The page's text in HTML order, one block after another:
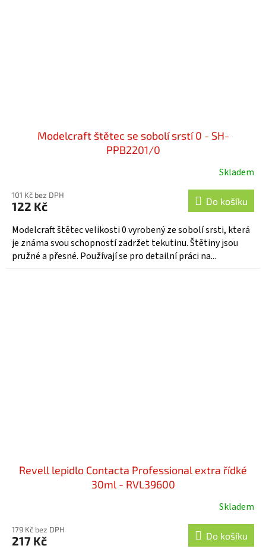
Modelcraft štětec se sobolí srstí 0 - SH-
PPB2201/0
Skladem
101 Kč bez DPH
122 Kč Do košíku
Modelcraft štětec velikosti 0 vyrobený ze sobolí srsti, která
je známa svou schopností zadržet tekutinu. Štětiny jsou
pružné a přesné. Používají se pro detailní práci na...
Revell lepidlo Contacta Professional extra řídké
30ml - RVL39600
Skladem
179 Kč bez DPH
217 Kč Do košíku